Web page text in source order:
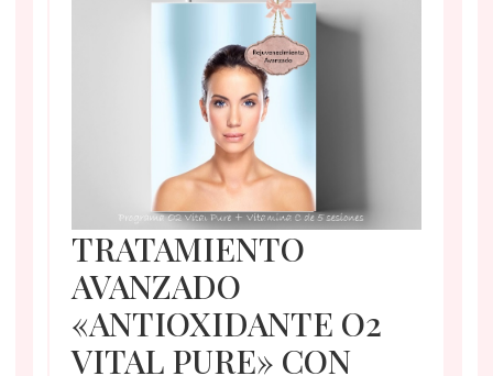
TRATAMIENTO
AVANZADO
«ANTIOXIDANTE O2
VITAL PURE» CON